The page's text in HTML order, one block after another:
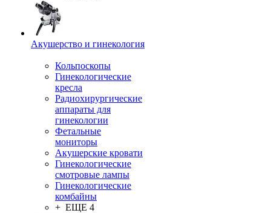
Акушерство и гинекология
Кольпоскопы
Гинекологические
кресла
Радиохирургические
аппараты для
гинекологии
Фетальные
мониторы
Акушерские кровати
Гинекологические
смотровые лампы
Гинекологические
комбайны
+ ЕЩЕ 4